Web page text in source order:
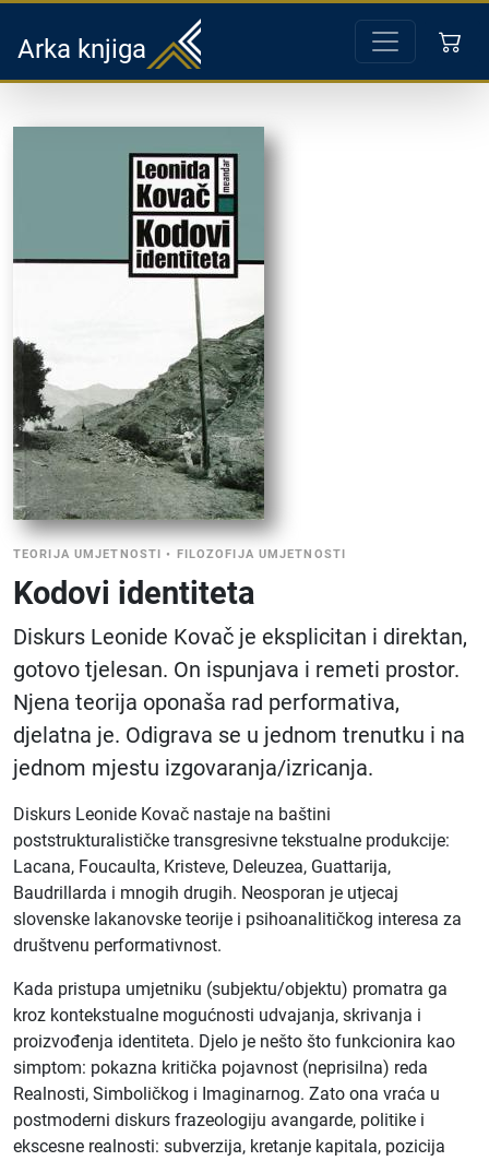
Arka knjiga
TEORIJA UMJETNOSTI • FILOZOFIJA UMJETNOSTI
Kodovi identiteta
Diskurs Leonide Kovač je eksplicitan i direktan,
gotovo tjelesan. On ispunjava i remeti prostor.
Njena teorija oponaša rad performativa,
djelatna je. Odigrava se u jednom trenutku i na
jednom mjestu izgovaranja/izricanja.
Diskurs Leonide Kovač nastaje na baštini
poststrukturalističke transgresivne tekstualne produkcije:
Lacana, Foucaulta, Kristeve, Deleuzea, Guattarija,
Baudrillarda i mnogih drugih. Neosporan je utjecaj
slovenske lakanovske teorije i psihoanalitičkog interesa za
društvenu performativnost.
Kada pristupa umjetniku (subjektu/objektu) promatra ga
kroz kontekstualne mogućnosti udvajanja, skrivanja i
proizvođenja identiteta. Djelo je nešto što funkcionira kao
simptom: pokazna kritička pojavnost (neprisilna) reda
Realnosti, Simboličkog i Imaginarnog. Zato ona vraća u
postmoderni diskurs frazeologiju avangarde, politike i
ekscesne realnosti: subverzija, kretanje kapitala, pozicija